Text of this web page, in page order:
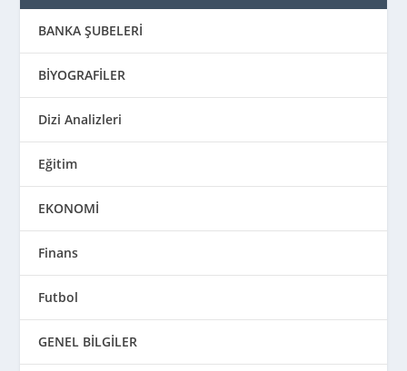
BANKA ŞUBELERİ
BİYOGRAFİLER
Dizi Analizleri
Eğitim
EKONOMİ
Finans
Futbol
GENEL BİLGİLER